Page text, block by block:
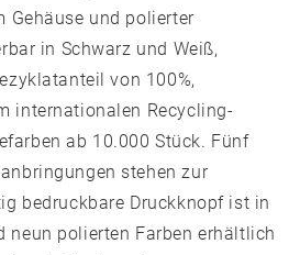
Gehäuse und polierter
in Schwarz und Weiß,
von 100%,
internationalen Recycling-
ab 10.000 Stück. Fünf
stehen zur
bedruckbare Druckknopf ist in
neun polierten Farben erhältlich